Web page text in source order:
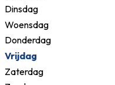
Dinsdag
Woensdag
Donderdag
Vrijdag
Zaterdag